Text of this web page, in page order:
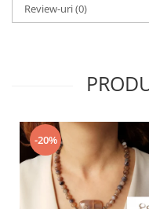
Review-uri(0)
-20%